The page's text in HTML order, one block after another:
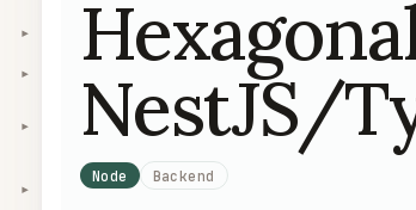
▾
▾
▾
▾
NestJS/
Node Backend